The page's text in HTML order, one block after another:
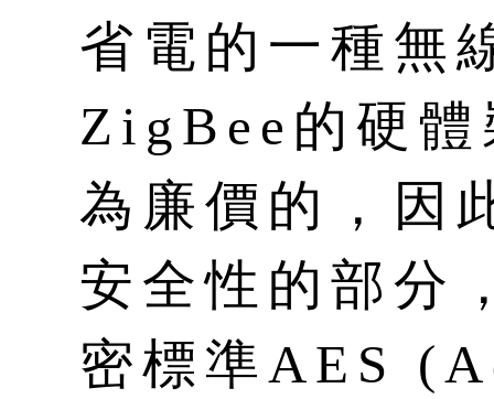
省電的一種無
ZigBee的硬
為廉價的，因
安全性的部分
密標準AES